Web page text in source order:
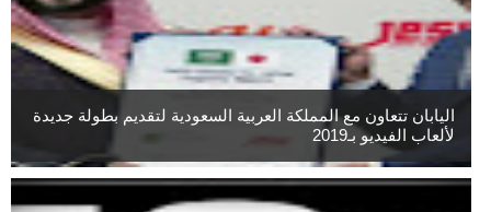
اليابان تتعاون مع المملكة العربية السعودية لتقديم بطولة جديدة
لألعاب الفيديو بـ2019